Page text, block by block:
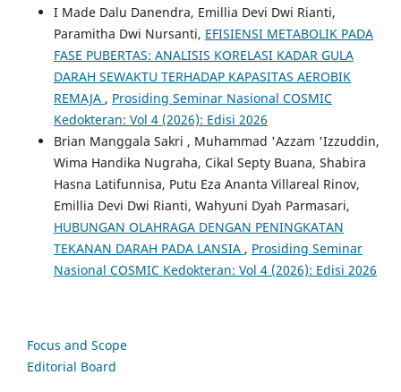
I Made Dalu Danendra, Emillia Devi Dwi Rianti,
Paramitha Dwi Nursanti, EFISIENSI METABOLIK PADA
FASE PUBERTAS: ANALISIS KORELASI KADAR GULA
DARAH SEWAKTU TERHADAP KAPASITAS AEROBIK
REMAJA , Prosiding Seminar Nasional COSMIC
Kedokteran: Vol 4 (2026): Edisi 2026
Brian Manggala Sakri , Muhammad 'Azzam 'Izzuddin,
Wima Handika Nugraha, Cikal Septy Buana, Shabira
Hasna Latifunnisa, Putu Eza Ananta Villareal Rinov,
Emillia Devi Dwi Rianti, Wahyuni Dyah Parmasari,
HUBUNGAN OLAHRAGA DENGAN PENINGKATAN
TEKANAN DARAH PADA LANSIA , Prosiding Seminar
Nasional COSMIC Kedokteran: Vol 4 (2026): Edisi 2026
Focus and Scope
Editorial Board